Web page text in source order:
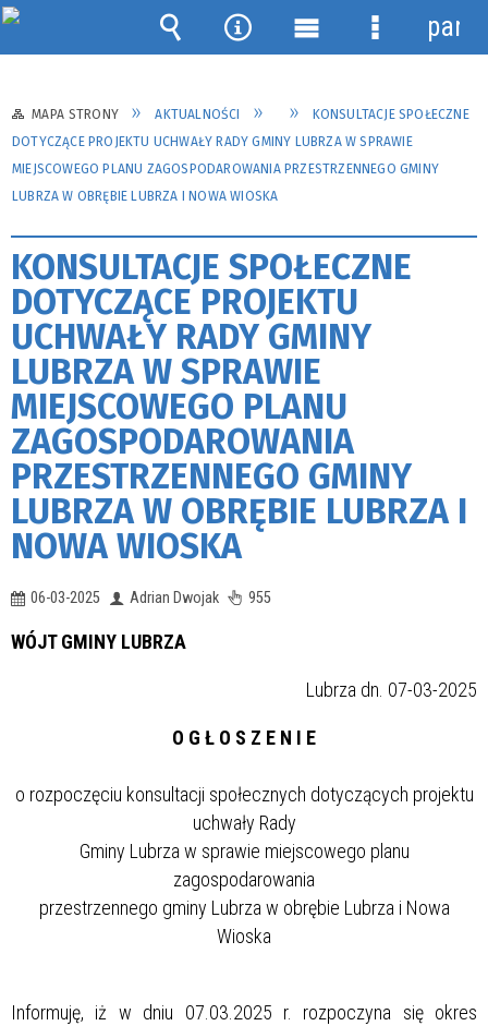
MAPA STRONY AKTUALNOŚCI
KONSULTACJE SPOŁECZNE
DOTYCZĄCE PROJEKTU UCHWAŁY RADY GMINY LUBRZA W SPRAWIE
MIEJSCOWEGO PLANU ZAGOSPODAROWANIA PRZESTRZENNEGO GMINY
LUBRZA W OBRĘBIE LUBRZA I NOWA WIOSKA
KONSULTACJE SPOŁECZNE
DOTYCZĄCE PROJEKTU
UCHWAŁY RADY GMINY
LUBRZA W SPRAWIE
MIEJSCOWEGO PLANU
ZAGOSPODAROWANIA
PRZESTRZENNEGO GMINY
LUBRZA W OBRĘBIE LUBRZA I
NOWA WIOSKA
06-03-2025 Adrian Dwojak 955
WÓJT GMINY LUBRZA
Lubrza dn. 07-03-2025
O G Ł O S Z E N I E
o rozpoczęciu konsultacji społecznych dotyczących projektu
uchwały Rady
Gminy Lubrza w sprawie miejscowego planu
zagospodarowania
przestrzennego gminy Lubrza w obrębie Lubrza i Nowa
Wioska
Informuję, iż w dniu 07.03.2025 r. rozpoczyna się okres
Wyszukiwarka
Narzędzia
Menu Menu
panel